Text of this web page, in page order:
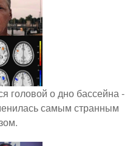
головой о дно бассейна -
самым странным